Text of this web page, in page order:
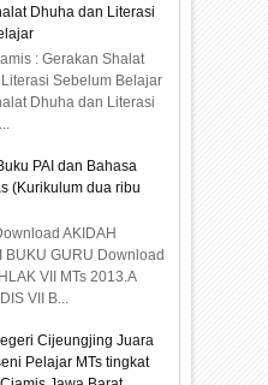
Dhuha dan Literasi
: Gerakan Shalat
Sebelum Belajar
Dhuha dan Literasi
PAI dan Bahasa
(Kurikulum dua ribu
AKIDAH
BUKU GURU Download
VII MTs 2013.A
VII B...
Cijeungjing Juara
Pelajar MTs tingkat